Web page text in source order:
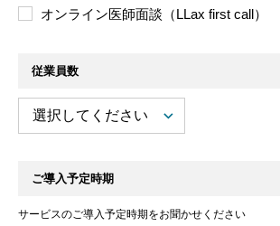
オンライン医師面談（LLax first call）
従業員数
ご導入予定時期
サービスのご導入予定時期をお聞かせください